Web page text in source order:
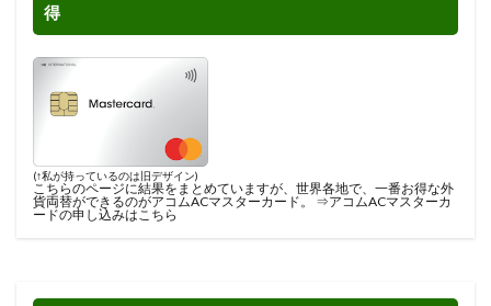
得
(↑私が持っているのは旧デザイン)
こちらのページに結果をまとめていますが、世界各地で、一番お得な外
貨両替ができるのがアコムACマスターカード。 ⇒アコムACマスターカ
ードの申し込みはこちら